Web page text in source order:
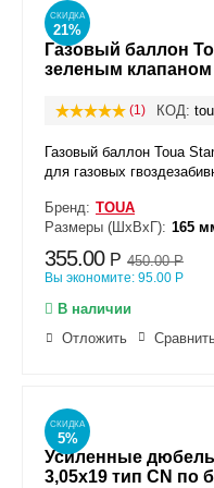
СКИДКА
21%
Газовый баллон
зеленым клапаном
(1) КОД:
Газовый баллон Toua
для газовых
Бренд: TOUA
Размеры (ШxВxГ): 165
355.00 Р 450.00 Р
Вы экономите: 95.00 Р
В наличии
Отложить
СКИДКА
5%
Усиленные
3,05x19 тип CN по